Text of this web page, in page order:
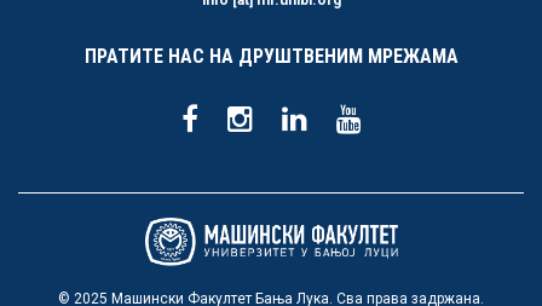
ПРАТИТЕ НАС НА ДРУШТВЕНИМ МРЕЖАМА
© 2025 Машински Факултет Бања Лука. Сва права задржана.